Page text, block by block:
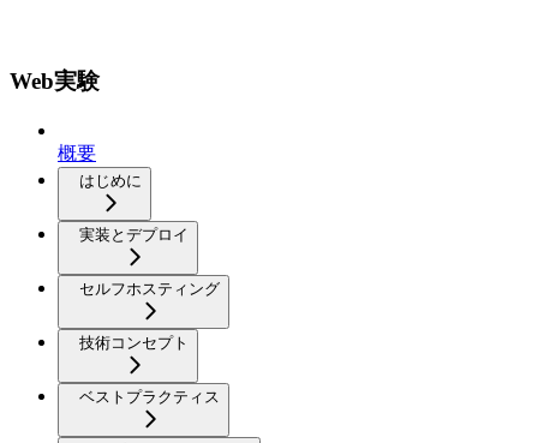
Web実験
概要
はじめに
実装とデプロイ
セルフホスティング
技術コンセプト
ベストプラクティス